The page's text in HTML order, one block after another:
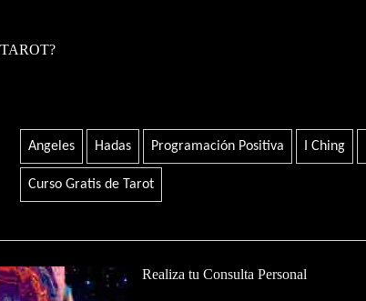
Angeles Hadas Programación Positiva I Ching
Curso Gratis de Tarot
Realiza tu Consulta Personal